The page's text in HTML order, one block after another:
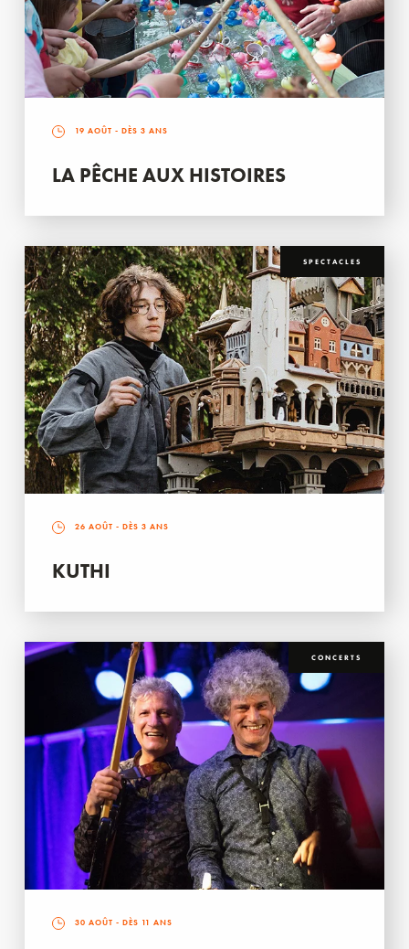
19 AOÛT - DÈS 3 ANS
LA PÊCHE AUX HISTOIRES
SPECTACLES
26 AOÛT - DÈS 3 ANS
KUTHI
CONCERTS
30 AOÛT - DÈS 11 ANS